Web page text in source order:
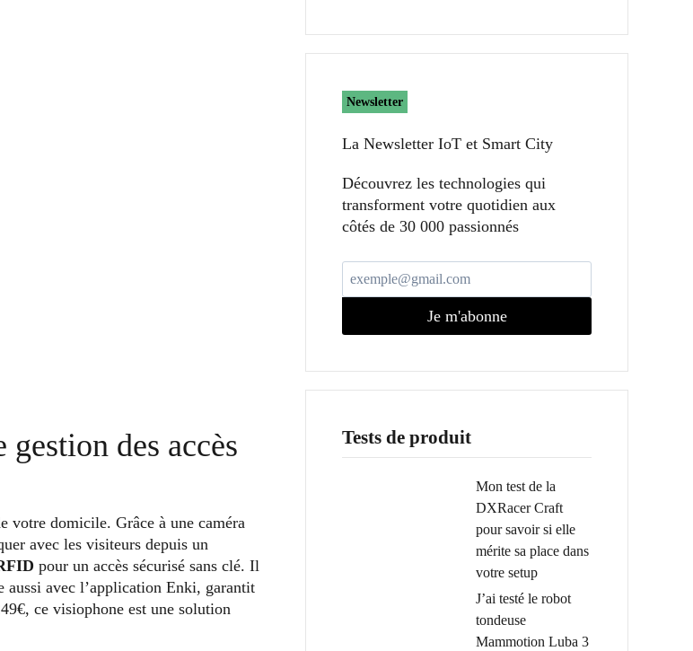
des accès
votre domicile. Grâce à une caméra
avec les visiteurs depuis un
pour un accès sécurisé sans clé. Il
avec l’application Enki, garantit
ce visiophone est une solution
Newsletter
La Newsletter IoT et Smart City​
Découvrez les technologies qui
transforment votre quotidien aux
côtés de 30 000 passionnés
Je m'abonne
Tests de produit
Mon test de la
DXRacer Craft
pour savoir si elle
mérite sa place dans
votre setup
J’ai testé le robot
tondeuse
Mammotion Luba 3